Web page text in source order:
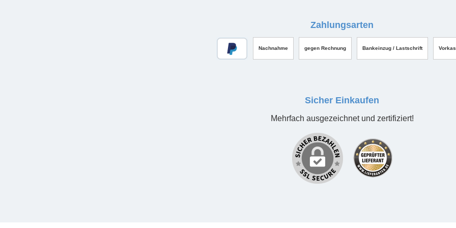
Zahlungsarten
Nachnahme gegen Rechnung Bankeinzug / Lastschrift
Sicher Einkaufen
Mehrfach ausgezeichnet und zertifiziert!